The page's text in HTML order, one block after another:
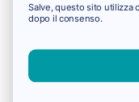
Salve, questo sito utilizza
dopo il consenso.